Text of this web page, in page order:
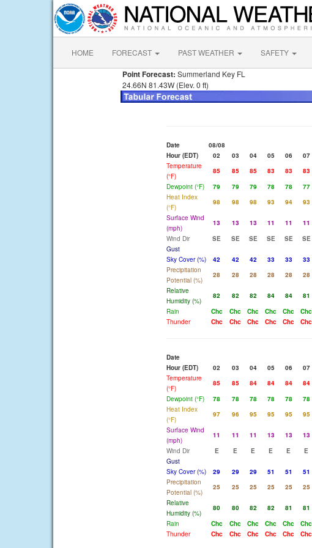
HOME FORECAST PAST WEATHER SAFETY
Point Forecast: Summerland Key FL
24.66N 81.43W (Elev. 0 ft)
Date 08/08
Hour (EDT)
02 03 04 05 06 07
Temperature
(°F)
85 85 85 83 83 83
Dewpoint (°F)
79 79 79 78 78 77
Heat Index
(°F)
98 98 98 93 94 93
Surface Wind
(mph)
13 13 13 11 11 11
Wind Dir
SE SE SE SE SE SE
Gust
Sky Cover (%)
42 42 42 33 33 33
Precipitation
Potential (%)
28 28 28 28 28 28
Relative
Humidity (%)
82 82 82 84 84 81
Rain
Chc Chc Chc Chc Chc Chc
Thunder
Chc Chc Chc Chc Chc Chc
Date
Hour (EDT)
02 03 04 05 06 07
Temperature
(°F)
85 85 84 84 84 84
Dewpoint (°F)
78 78 78 78 78 78
Heat Index
(°F)
97 96 95 95 95 95
Surface Wind
(mph)
11 11 11 13 13 13
Wind Dir
E E E E E E
Gust
Sky Cover (%)
29 29 29 51 51 51
Precipitation
Potential (%)
25 25 25 25 25 25
Relative
Humidity (%)
80 80 82 82 81 81
Rain
Chc Chc Chc Chc Chc Chc
Thunder
Chc Chc Chc Chc Chc Chc